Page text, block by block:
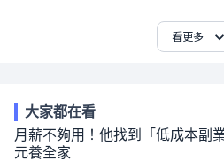
看更多
大家都在看
月薪不夠用！他找到「低成本副
元養全家